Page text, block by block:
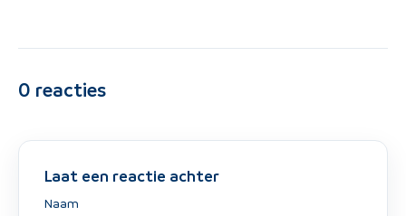
0 reacties
Laat een reactie achter
Naam